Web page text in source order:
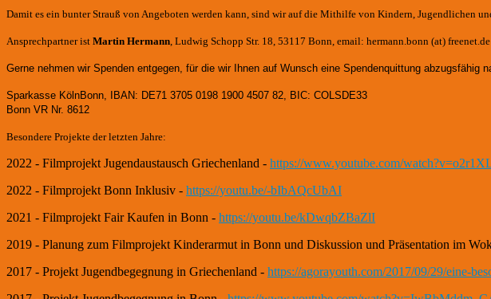
Damit es ein bunter Strauß von Angeboten werden kann, sind wir auf die Mithilfe von Kindern, Jugendlichen
Ansprechpartner ist Martin Hermann , Ludwig Schopp Str. 18, 53117 Bonn, email: hermann.bonn (at) freenet.de
Gerne nehmen wir Spenden entgegen, für die wir Ihnen auf Wunsch eine Spendenquittung abzugsfähig
Sparkasse KölnBonn, IBAN: DE71 3705 0198 1900 4507 82, BIC: COLSDE33
Bonn VR Nr. 8612
Besondere Projekte der letzten Jahre:
2022 - Filmprojekt Jugendaustausch Griechenland - https://www.youtube.com/
2022 - Filmprojekt Bonn Inklusiv - https://youtu.be/-bIbAQcUbAI
2021 - Filmprojekt Fair Kaufen in Bonn - https://youtu.be/kDwqbZBaZlI
2019 - Planung zum Filmprojekt Kinderarmut in Bonn und Diskussion und Präsentation im
2017 - Projekt Jugendbegegnung in Griechenland - https://agorayouth.com/2017/09/29/eine-